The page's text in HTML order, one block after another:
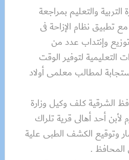
والتعليم بمراجعة
مع تطبيق نظام الإزاحة فى
وإنتداب عدد من
التعليمية لتوفير الوقت
لمطالب معلمى أولاد
الشرقية كلف وكيل وزارة
لأبن أحد أهالى قرية تلراك
وتوقيع الكشف الطبى علية
المحافظ .